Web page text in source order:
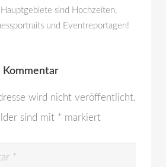
sind Hochzeiten,
und Eventreportagen!
Kommentar
wird nicht veröffentlicht.
sind mit * markiert